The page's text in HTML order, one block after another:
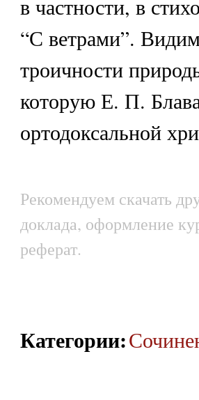
в частности, в
“С ветрами”.
троичности
которую Е. П.
ортодоксальной
Рекомендуем скачать
доклада, оформление
реферат.
Категории: